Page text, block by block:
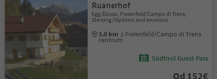
Ruanerhof
Egg/Dosso, Freienfeld/Campo di Trens,
Sterzing/Vipiteno and environs
3.0 km z Freienfeld/Campo di Trens
centrum
Südtirol Guest Pass
Od 152€